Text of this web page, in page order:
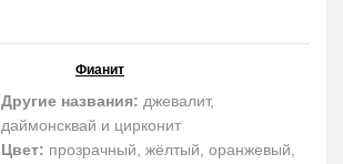
Фианит
Другие названия: джевалит,
даймонсквай и цирконит
Цвет: прозрачный, жёлтый, оранжевый,